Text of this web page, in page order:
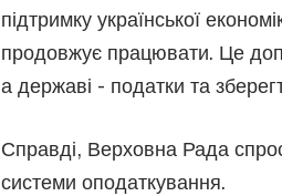
підтримку української
продовжує працювати. Це
а державі - податки та
Справді, Верховна Рада
системи оподаткування.